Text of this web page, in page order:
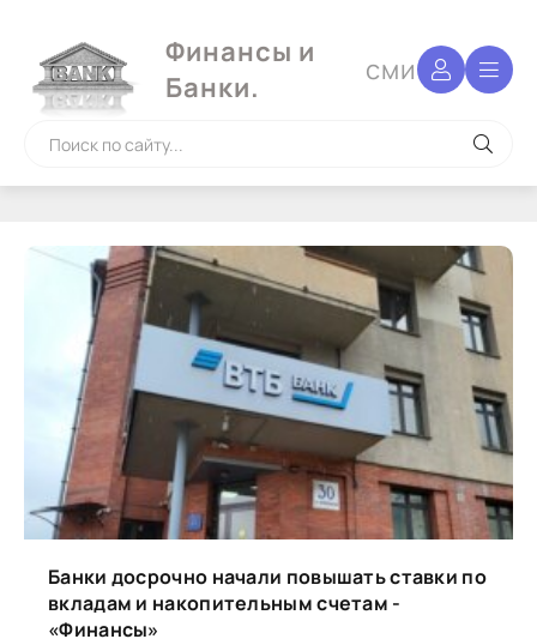
Финансы и
Банки.
сми
Банки досрочно начали повышать ставки по
вкладам и накопительным счетам -
«Финансы»